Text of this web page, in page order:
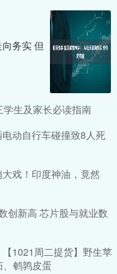
务实 但
生及家长必读指南
动自行车碰撞致8人死
戏！印度神油，竟然
创新高 芯片股与就业数
1021周二提货】野生苹
鹌鹑皮蛋